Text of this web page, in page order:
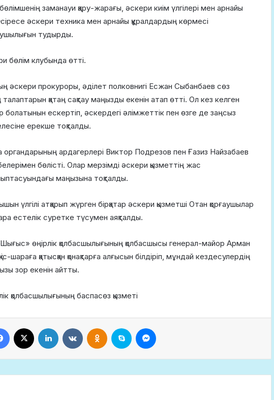
заманауи қару-жарағы, әскери киім үлгілері мен арнайы
әскери техника мен арнайы құралдардың көрмесі
тудырды.
бөлім клубында өтті.
әскери прокуроры, әділет полковнигі Есжан Сыбанбаев сөз
қатаң сақтау маңызды екенін атап өтті. Ол кез келген
болатынын ескертіп, әскердегі әлімжеттік пен өзге де заңсыз
ерекше тоқталды.
ардагерлері Виктор Подрезов пен Ғазиз Найзабаев
бөлісті. Олар мерзімді әскери қызметтің жас
маңызына тоқталды.
үлгілі атқарып жүрген бірқатар әскери қызметші Отан қорғаушылар
естелік суретке түсумен аяқталды.
өңірлік қолбасшылығының қолбасшысы генерал-майор Арман
шараға қатысқан қонақтарға алғысын білдіріп, мұндай кездесулердің
зор екенін айтты.
қолбасшылығының баспасөз қызметі
Facebook LinkedIn VKontakteOdnoklassniki
Skype